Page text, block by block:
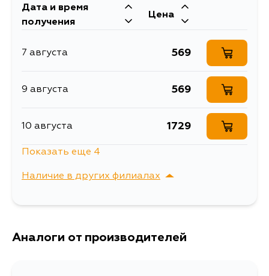
RD5 02- RH
Товарная группа
Кузов Двигатель
K24A1, K20A5,
Дата и время
получения
Цена
7 августа 569
9 августа 569
10 августа 1729
16 августа 569
Показать еще 4
Наличие в других филиалах
г. Владивосток,
Аналоги от производителей